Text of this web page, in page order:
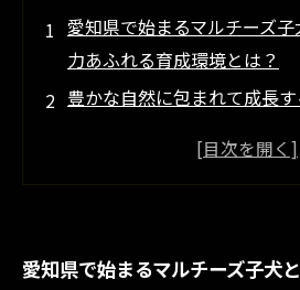
愛知県で始まるマルチーズ
力あふれる育成環境とは？
豊かな自然に包まれて成長
質の高いブリーダーが支え
愛知県のこだわりとは？
愛知県で始まるマルチーズ子犬